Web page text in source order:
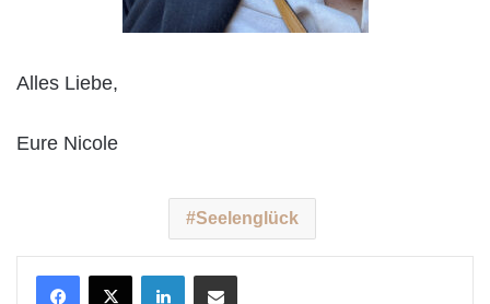
Alles Liebe,
Eure Nicole
Seelenglück
LinkedInTeile per E-Mail